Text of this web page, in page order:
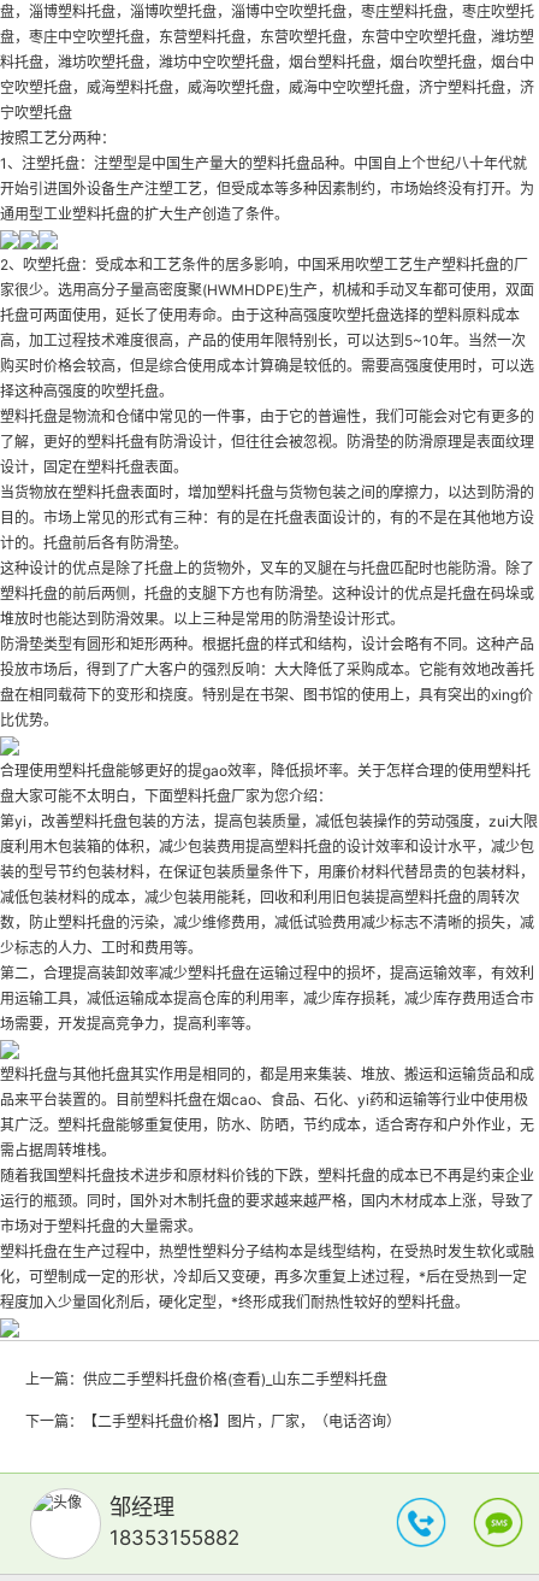
盘，淄博塑料托盘，淄博吹塑托盘，淄博中空吹塑托盘，枣庄塑料托盘，枣庄吹塑托
盘，枣庄中空吹塑托盘，东营塑料托盘，东营吹塑托盘，东营中空吹塑托盘，潍坊塑
料托盘，潍坊吹塑托盘，潍坊中空吹塑托盘，烟台塑料托盘，烟台吹塑托盘，烟台中
空吹塑托盘，威海塑料托盘，威海吹塑托盘，威海中空吹塑托盘，济宁塑料托盘，济
宁吹塑托盘
按照工艺分两种：
1、注塑托盘：注塑型是中国生产量大的塑料托盘品种。中国自上个世纪八十年代就
开始引进国外设备生产注塑工艺，但受成本等多种因素制约，市场始终没有打开。为
通用型工业塑料托盘的扩大生产创造了条件。
2、吹塑托盘：受成本和工艺条件的居多影响，中国釆用吹塑工艺生产塑料托盘的厂
家很少。选用高分子量高密度聚(HWMHDPE)生产，机械和手动叉车都可使用，双面
托盘可两面使用，延长了使用寿命。由于这种高强度吹塑托盘选择的塑料原料成本
高，加工过程技术难度很高，产品的使用年限特别长，可以达到5~10年。当然一次
购买时价格会较高，但是综合使用成本计算确是较低的。需要高强度使用时，可以选
择这种高强度的吹塑托盘。
塑料托盘是物流和仓储中常见的一件事，由于它的普遍性，我们可能会对它有更多的
了解，更好的塑料托盘有防滑设计，但往往会被忽视。防滑垫的防滑原理是表面纹理
设计，固定在塑料托盘表面。
当货物放在塑料托盘表面时，增加塑料托盘与货物包装之间的摩擦力，以达到防滑的
目的。市场上常见的形式有三种：有的是在托盘表面设计的，有的不是在其他地方设
计的。托盘前后各有防滑垫。
这种设计的优点是除了托盘上的货物外，叉车的叉腿在与托盘匹配时也能防滑。除了
塑料托盘的前后两侧，托盘的支腿下方也有防滑垫。这种设计的优点是托盘在码垛或
堆放时也能达到防滑效果。以上三种是常用的防滑垫设计形式。
防滑垫类型有圆形和矩形两种。根据托盘的样式和结构，设计会略有不同。这种产品
投放市场后，得到了广大客户的强烈反响：大大降低了采购成本。它能有效地改善托
盘在相同载荷下的变形和挠度。特别是在书架、图书馆的使用上，具有突出的xing价
比优势。
合理使用塑料托盘能够更好的提gao效率，降低损坏率。关于怎样合理的使用塑料托
盘大家可能不太明白，下面塑料托盘厂家为您介绍：
第yi，改善塑料托盘包装的方法，提高包装质量，减低包装操作的劳动强度，zui大限
度利用木包装箱的体积，减少包装费用提高塑料托盘的设计效率和设计水平，减少包
装的型号节约包装材料，在保证包装质量条件下，用廉价材料代替昂贵的包装材料，
减低包装材料的成本，减少包装用能耗，回收和利用旧包装提高塑料托盘的周转次
数，防止塑料托盘的污染，减少维修费用，减低试验费用减少标志不清晰的损失，减
少标志的人力、工时和费用等。
第二，合理提高装卸效率减少塑料托盘在运输过程中的损坏，提高运输效率，有效利
用运输工具，减低运输成本提高仓库的利用率，减少库存损耗，减少库存费用适合市
场需要，开发提高竞争力，提高利率等。
塑料托盘与其他托盘其实作用是相同的，都是用来集装、堆放、搬运和运输货品和成
品来平台装置的。目前塑料托盘在烟cao、食品、石化、yi药和运输等行业中使用极
其广泛。塑料托盘能够重复使用，防水、防晒，节约成本，适合寄存和户外作业，无
需占据周转堆栈。
随着我国塑料托盘技术进步和原材料价钱的下跌，塑料托盘的成本已不再是约束企业
运行的瓶颈。同时，国外对木制托盘的要求越来越严格，国内木材成本上涨，导致了
市场对于塑料托盘的大量需求。
塑料托盘在生产过程中，热塑性塑料分子结构本是线型结构，在受热时发生软化或融
化，可塑制成一定的形状，冷却后又变硬，再多次重复上述过程，*后在受热到一定
程度加入少量固化剂后，硬化定型，*终形成我们耐热性较好的塑料托盘。
上一篇： 供应二手塑料托盘价格(查看)_山东二手塑料托盘
下一篇： 【二手塑料托盘价格】图片，厂家，（电话咨询）
邹经理
18353155882